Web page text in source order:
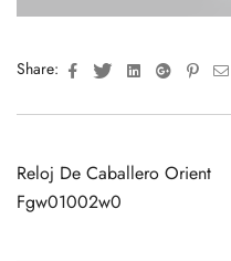
Share: FacebookTwitterLinkedinGoogle+
Reloj De Caballero Orient
Fgw01002w0